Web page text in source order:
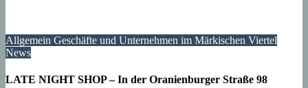
Allgemein Geschäfte und Unternehmen im Märkischen Viertel
News
LATE NIGHT SHOP – In der Oranienburger Straße 98